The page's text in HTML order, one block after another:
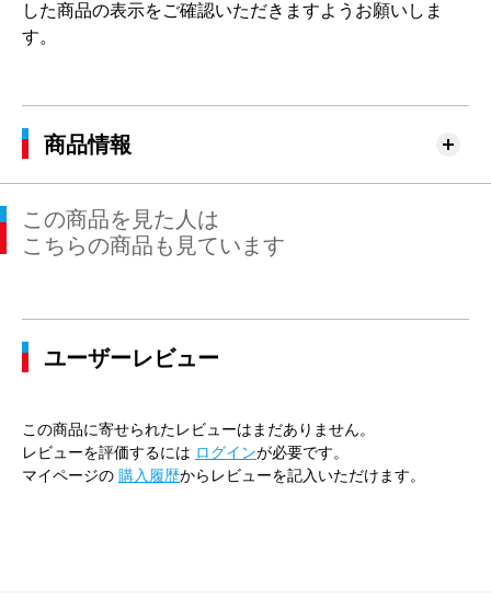
した商品の表示をご確認いただきますようお願いしま
す。
商品情報
この商品を見た人は
こちらの商品も見ています
ユーザーレビュー
この商品に寄せられたレビューはまだありません。
レビューを評価するには ログインが必要です。
マイページの 購入履歴からレビューを記入いただけます。